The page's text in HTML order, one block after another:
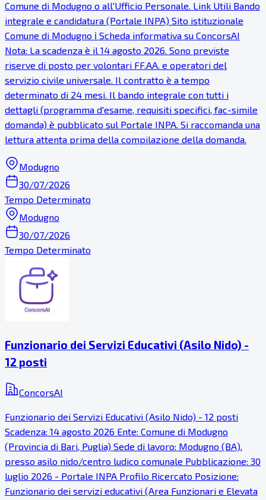
Comune di Modugno o all'Ufficio Personale. Link Utili Bando
integrale e candidatura (Portale INPA) Sito istituzionale
Comune di Modugno ℹ Scheda informativa su ConcorsAI
Nota: La scadenza è il 14 agosto 2026. Sono previste
riserve di posto per volontari FF.AA. e operatori del
servizio civile universale. Il contratto è a tempo
determinato di 24 mesi. Il bando integrale con tutti i
dettagli (programma d'esame, requisiti specifici, fac-simile
domanda) è pubblicato sul Portale INPA. Si raccomanda una
lettura attenta prima della compilazione della domanda.
Modugno
30/07/2026
Tempo Determinato
Modugno
30/07/2026
Tempo Determinato
Funzionario dei Servizi Educativi (Asilo Nido) -
12 posti
ConcorsAI
Funzionario dei Servizi Educativi (Asilo Nido) - 12 posti
Scadenza: 14 agosto 2026 Ente: Comune di Modugno
(Provincia di Bari, Puglia) Sede di lavoro: Modugno (BA),
presso asilo nido/centro ludico comunale Pubblicazione: 30
luglio 2026 - Portale INPA Profilo Ricercato Posizione:
Funzionario dei servizi educativi (Area Funzionari e Elevata